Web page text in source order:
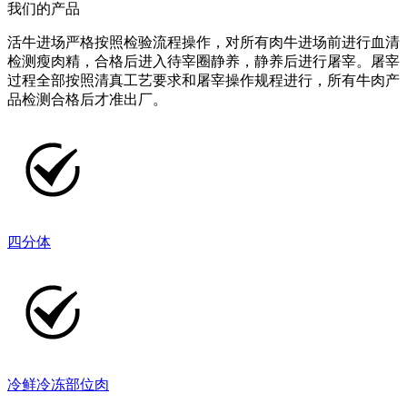
我们的产品
活牛进场严格按照检验流程操作，对所有肉牛进场前进行血清
检测瘦肉精，合格后进入待宰圈静养，静养后进行屠宰。屠宰
过程全部按照清真工艺要求和屠宰操作规程进行，所有牛肉产
品检测合格后才准出厂。
四分体
冷鲜冷冻部位肉